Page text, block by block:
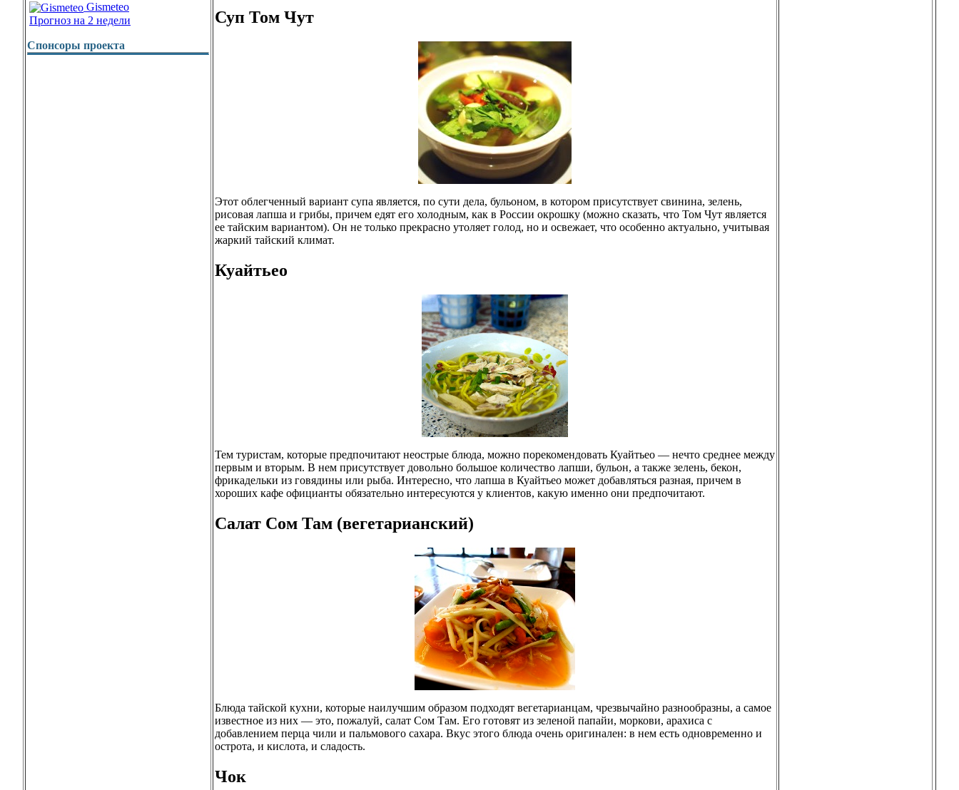
Gismeteo
Прогноз на 2 недели
Спонсоры проекта
Суп Том Чут
Этот облегченный вариант супа является, по сути дела, бульоном, в котором присутствует свинина, зелень,
рисовая лапша и грибы, причем едят его холодным, как в России окрошку (можно сказать, что Том Чут является
ее тайским вариантом). Он не только прекрасно утоляет голод, но и освежает, что особенно актуально, учитывая
жаркий тайский климат.
Куайтьео
Тем туристам, которые предпочитают неострые блюда, можно порекомендовать Куайтьео — нечто среднее между
первым и вторым. В нем присутствует довольно большое количество лапши, бульон, а также зелень, бекон,
фрикадельки из говядины или рыба. Интересно, что лапша в Куайтьео может добавляться разная, причем в
хороших кафе официанты обязательно интересуются у клиентов, какую именно они предпочитают.
Салат Сом Там (вегетарианский)
Блюда тайской кухни, которые наилучшим образом подходят вегетарианцам, чрезвычайно разнообразны, а самое
известное из них — это, пожалуй, салат Сом Там. Его готовят из зеленой папайи, моркови, арахиса с
добавлением перца чили и пальмового сахара. Вкус этого блюда очень оригинален: в нем есть одновременно и
острота, и кислота, и сладость.
Чок